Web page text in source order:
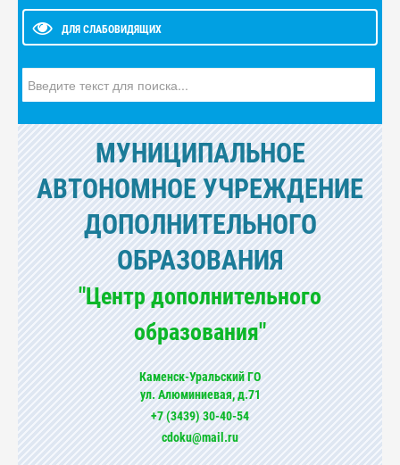
ДЛЯ СЛАБОВИДЯЩИХ
МУНИЦИПАЛЬНОЕ
АВТОНОМНОЕ УЧРЕЖДЕНИЕ
ДОПОЛНИТЕЛЬНОГО
ОБРАЗОВАНИЯ
"Центр дополнительного
образования"
Каменск-Уральский ГО
ул. Алюминиевая, д.71
+7 (3439) 30-40-54
cdoku@mail.ru